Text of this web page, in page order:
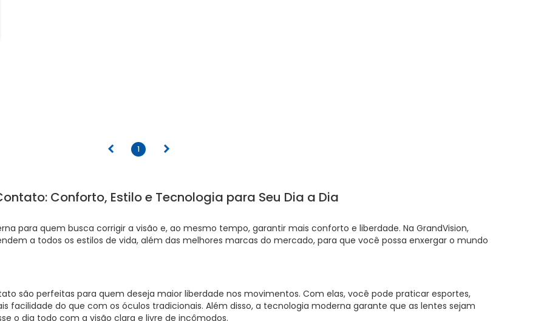
anterior 1 próximo
Conforto, Estilo e Tecnologia para Seu Dia a Dia
para quem busca corrigir a visão e, ao mesmo tempo, garantir mais conforto e liberdade. Na GrandVision,
a todos os estilos de vida, além das melhores marcas do mercado, para que você possa enxergar o mundo
são perfeitas para quem deseja maior liberdade nos movimentos. Com elas, você pode praticar esportes,
facilidade do que com os óculos tradicionais. Além disso, a tecnologia moderna garante que as lentes sejam
o dia todo com a visão clara e livre de incômodos.